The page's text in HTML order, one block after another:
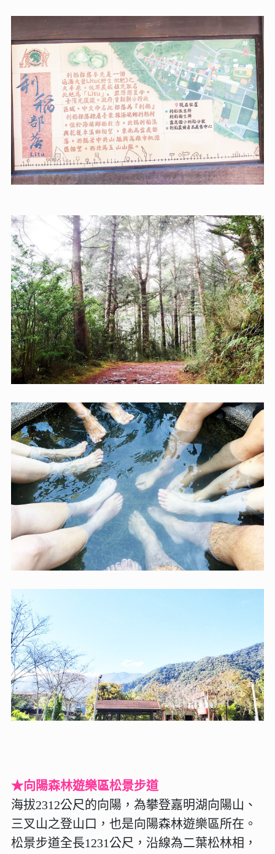
★向陽森林遊樂區松景步道
海拔2312公尺的向陽，為攀登嘉明湖向陽山、
三叉山之登山口，也是向陽森林遊樂區所在。
松景步道全長1231公尺，沿線為二葉松林相，